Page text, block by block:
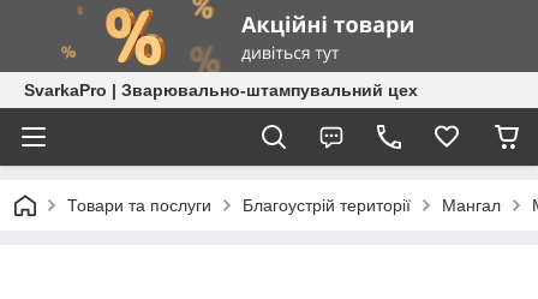
SvarkaPro | Зварювально-штампувальний цех
Товари та послуги Благоустрій території Мангал